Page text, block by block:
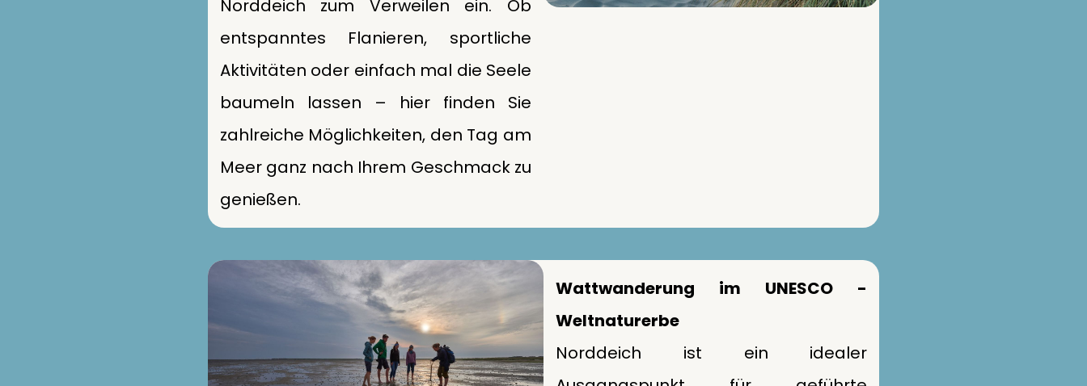
Norddeich zum Verweilen ein. Ob
entspanntes Flanieren, sportliche
Aktivitäten oder einfach mal die Seele
baumeln lassen – hier finden Sie
zahlreiche Möglichkeiten, den Tag am
Meer ganz nach Ihrem Geschmack zu
genießen.
Wattwanderung im UNESCO -
Weltnaturerbe
Norddeich ist ein idealer